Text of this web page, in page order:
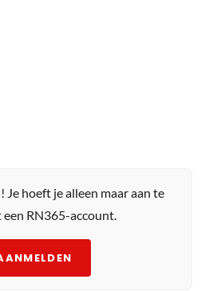
Je hoeft je alleen maar aan te
RN365-account.